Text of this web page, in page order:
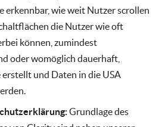
erkennbar, wie weit Nutzer scrollen
die Nutzer wie oft
können, zumindest
oder womöglich dauerhaft,
und Daten in die USA
Grundlage des